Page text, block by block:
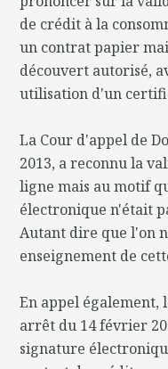
de crédit à la
un contrat papier
découvert autorisé,
utilisation d'un
La Cour d'appel de
2013, a reconnu la
ligne mais au motif
électronique n'était
Autant dire que l'on
enseignement de
En appel également,
arrêt du 14 février
signature